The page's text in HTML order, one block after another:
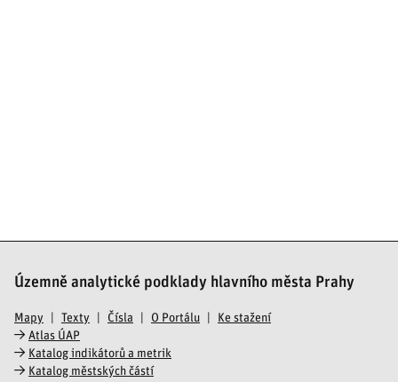
Územně analytické podklady hlavního města Prahy
Mapy Texty Čísla O Portálu
Ke stažení
Atlas ÚAP
Katalog indikátorů a metrik
Katalog městských částí